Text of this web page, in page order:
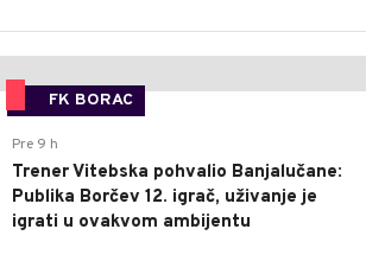
FK BORAC
Pre 9 h
Trener Vitebska pohvalio Banjalučane:
Publika Borčev 12. igrač, uživanje je
igrati u ovakvom ambijentu